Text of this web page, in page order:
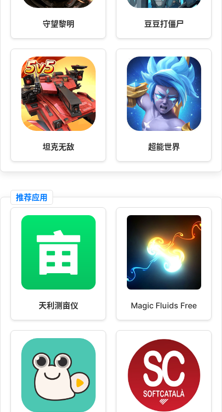
守望黎明 豆豆打僵尸
坦克无敌 超能世界
推荐应用
天利测亩仪 Magic Fluids Free